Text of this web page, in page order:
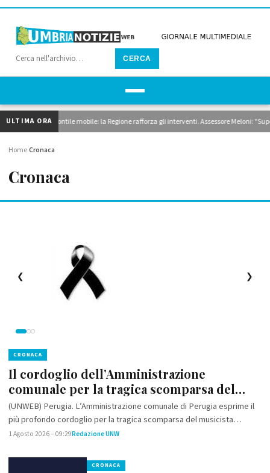
CERCA
ULTIMA ORAe pontile mobile: la Regione rafforza gli interventi. Assessore Meloni:
HomeCronaca
Cronaca
❮ ❯
CRONACA
Il cordoglio dell’Amministrazione
comunale per la tragica scomparsa del
musicista
(UNWEB) Perugia. L’Amministrazione comunale di Perugia esprime il
più profondo cordoglio per la tragica scomparsa del musicista
deceduto nella notte appena trascorsa e si stringe con sincera…
1 Agosto 2026 – 09:29Redazione UNW
CRONACA
Perugia: arrestato 24enne per
danneggiamento aggravato di autoveicolo
militare, oltraggio a pubblico ufficiale e
vilipendio a Forza Armata dello Stato.
(UNWEB) Perugia. I Carabinieri della Sezione Radiomobile della
Compagnia di Perugia hanno arrestato, in flagranza di reato, un
24enne, ritenuto responsabile di danneggiamento aggravato…
27 Giugno 2026 – 21:18Redazione UNW
CRONACA